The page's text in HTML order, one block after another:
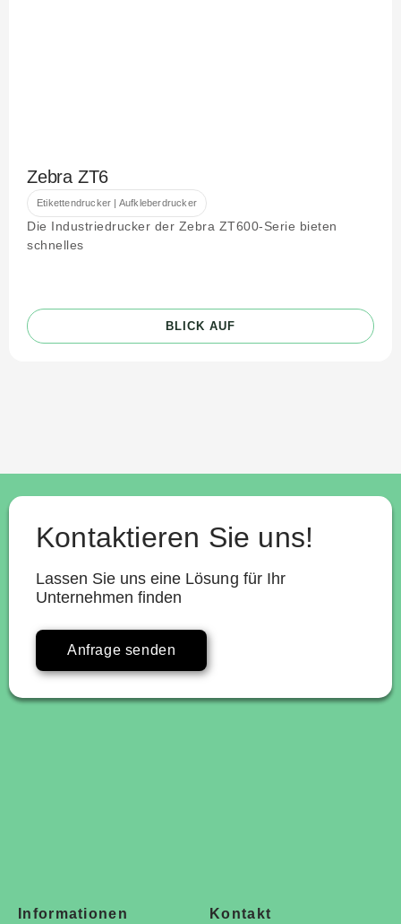
Zebra ZT6
Etikettendrucker | Aufkleberdrucker
Die Industriedrucker der Zebra ZT600-Serie bieten
schnelles
BLICK AUF
Kontaktieren Sie uns!
Lassen Sie uns eine Lösung für Ihr
Unternehmen finden
Anfrage senden
Informationen Kontakt